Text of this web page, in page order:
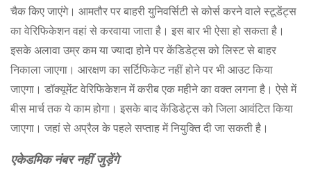
चैक किए जाएंगे। आमतौर पर बाहरी युनिवर्सिटी से कोर्स करने वाले स्टूडेंट्स
का वेरिफिकेशन वहां से करवाया जाता है। इस बार भी ऐसा हो सकता है।
इसके अलावा उम्र कम या ज्यादा होने पर केंडिडेट्स को लिस्ट से बाहर
निकाला जाएगा। आरक्षण का सर्टिफिकेट नहीं होने पर भी आउट किया
जाएगा। डॉक्यूमेंट वेरिफिकेशन में करीब एक महीने का वक्त लगना है। ऐसे में
बीस मार्च तक ये काम होगा। इसके बाद केंडिडेट्स को जिला आवंटित किया
जाएगा। जहां से अप्रैल के पहले सप्ताह में नियुक्ति दी जा सकती है।
एकेडमिक नंबर नहीं जुड़ेंगे